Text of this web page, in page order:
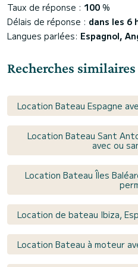
Taux de réponse : 100 %
Délais de réponse : dans les 6
Langues parlées: Espagnol,
Recherches similaires
Location Bateau Espagne
Location Bateau Sant
avec ou
Location Bateau Îles
Location de bateau Ibiza,
Location Bateau à moteur